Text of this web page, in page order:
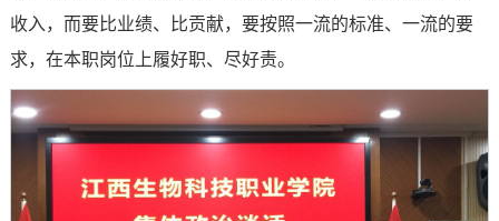
收入，而要比业绩、比贡献，要按照一流的标准、一流的要
求，在本职岗位上履好职、尽好责。